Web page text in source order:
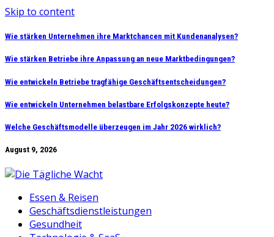
Skip to content
Wie stärken Unternehmen ihre Marktchancen mit Kundenanalysen?
Wie stärken Betriebe ihre Anpassung an neue Marktbedingungen?
Wie entwickeln Betriebe tragfähige Geschäftsentscheidungen?
Wie entwickeln Unternehmen belastbare Erfolgskonzepte heute?
Welche Geschäftsmodelle überzeugen im Jahr 2026 wirklich?
August 9, 2026
Essen & Reisen
Geschäftsdienstleistungen
Gesundheit